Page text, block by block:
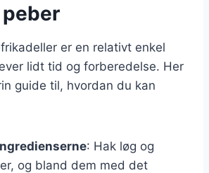
er en relativt enkel
lidt tid og forberedelse. Her
guide til, hvordan du kan
: Hak løg og
og bland dem med det